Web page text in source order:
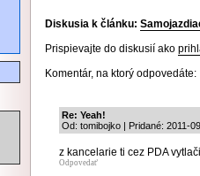
Diskusia k článku:
Prispievajte do diskusií ako
Komentár, na ktorý odpovedáte:
Re: Yeah!
Od: tomibojko | Pridané: 2011-
z kancelarie ti cez PDA
Odpovedať